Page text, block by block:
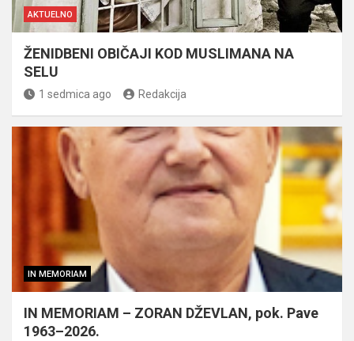
AKTUELNO
ŽENIDBENI OBIČAJI KOD MUSLIMANA NA
SELU
1 sedmica ago Redakcija
IN MEMORIAM
IN MEMORIAM – ZORAN DŽEVLAN, pok. Pave
1963–2026.